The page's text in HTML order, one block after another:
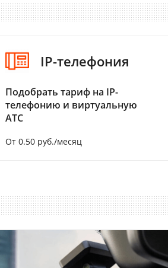
IP-телефония
Подобрать тариф на IP-
телефонию и виртуальную
АТС
От 0.50 руб./месяц